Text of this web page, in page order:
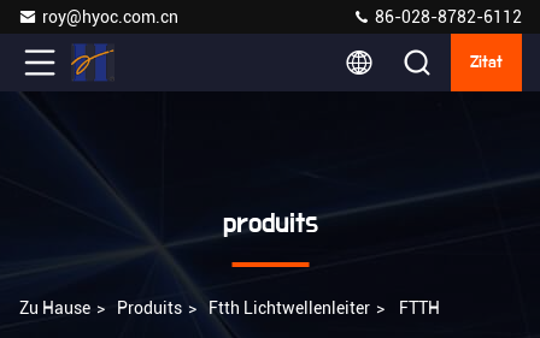
roy@hyoc.com.cn 86-028-8782-6112
Zitat
produits
Zu Hause > Produits > Ftth Lichtwellenleiter > FTTH